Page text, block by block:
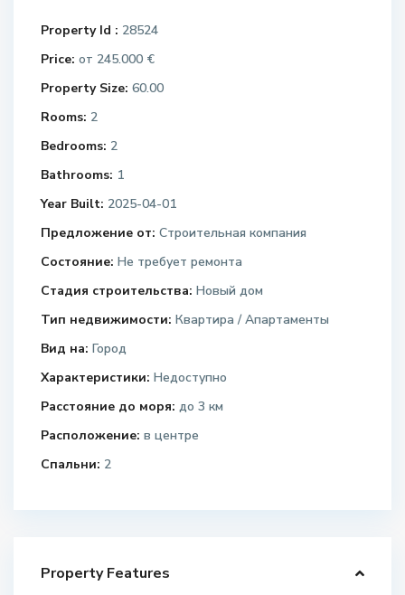
Property Id : 28524
Price: от 245.000 €
Property Size: 60.00
Rooms: 2
Bedrooms: 2
Bathrooms: 1
Year Built: 2025-04-01
Предложение от: Строительная компания
Состояние: Не требует ремонта
Стадия строительства: Новый дом
Тип недвижимости: Квартира / Апартаменты
Вид на: Город
Характеристики: Недоступно
Расстояние до моря: до 3 км
Расположение: в центре
Спальни: 2
Property Features